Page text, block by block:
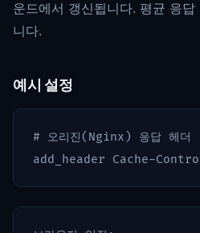
운드에서 갱신됩니다. 평균 응
니다.
예시 설정
# 오리진(Nginx) 응답 헤더
add_header
Cache-